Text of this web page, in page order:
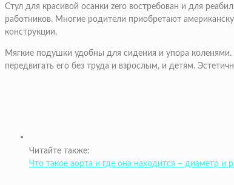
Стул для красивой осанки zero востребован и для
работников. Многие родители приобретают
конструкции.
Мягкие подушки удобны для сидения и упора коленями.
передвигать его без труда и взрослым, и детям.
Читайте также:
Что такое аорта и где она находится – диаметр и